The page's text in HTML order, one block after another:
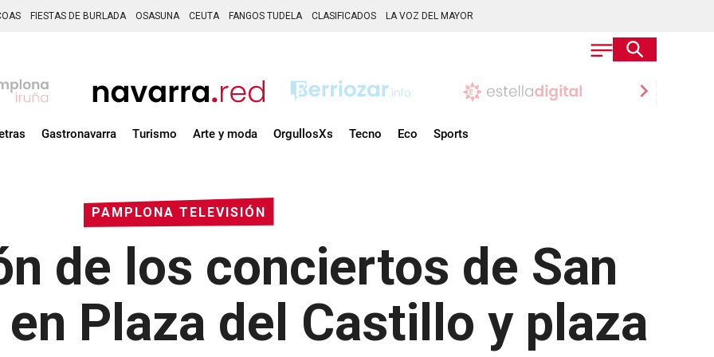
FIESTAS DE BURLADA OSASUNA CEUTA FANGOS TUDELA CLASIFICADOS LA VOZ DEL MAYOR
chevron_right
Gastronavarra Turismo Arte y moda OrgullosXs Tecno Eco Sports
PAMPLONA TELEVISIÓN
de los conciertos de San
Plaza del Castillo y plaza